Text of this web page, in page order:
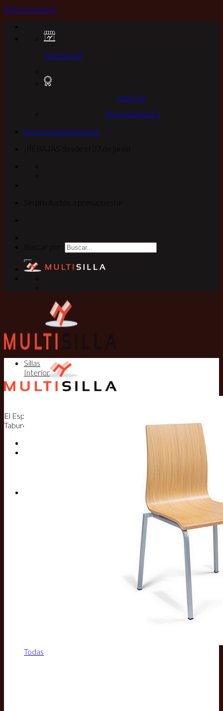
Skip to content
EXPOSICION
MARCAS
PROFESIONALES
Reserva Cita Exclusiva
El Especialista en Sillas, Mesas y
Taburetes
Sillas
Interior
Todas